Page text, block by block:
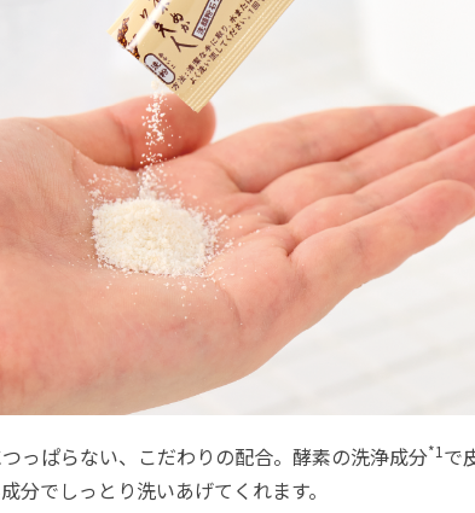
っぱらない、こだわりの配合。酵素の洗浄成分*1 で
分でしっとり洗いあげてくれます。